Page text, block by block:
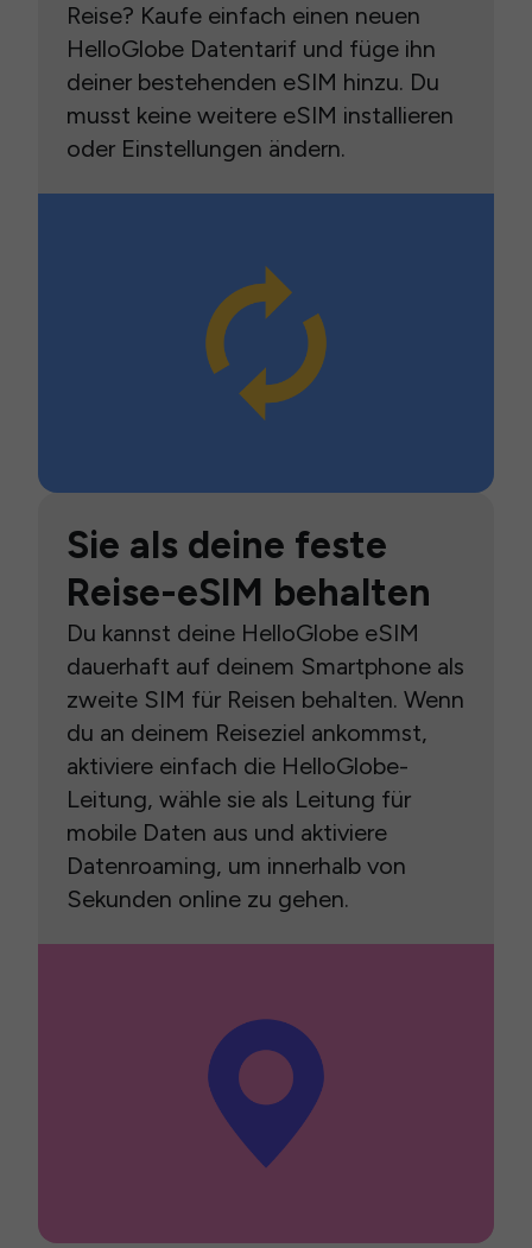
Reise? Kaufe einfach einen neuen
HelloGlobe Datentarif und füge ihn
deiner bestehenden eSIM hinzu. Du
musst keine weitere eSIM installieren
oder Einstellungen ändern.
Sie als deine feste
Reise-eSIM behalten
Du kannst deine HelloGlobe eSIM
dauerhaft auf deinem Smartphone als
zweite SIM für Reisen behalten. Wenn
du an deinem Reiseziel ankommst,
aktiviere einfach die HelloGlobe-
Leitung, wähle sie als Leitung für
mobile Daten aus und aktiviere
Datenroaming, um innerhalb von
Sekunden online zu gehen.